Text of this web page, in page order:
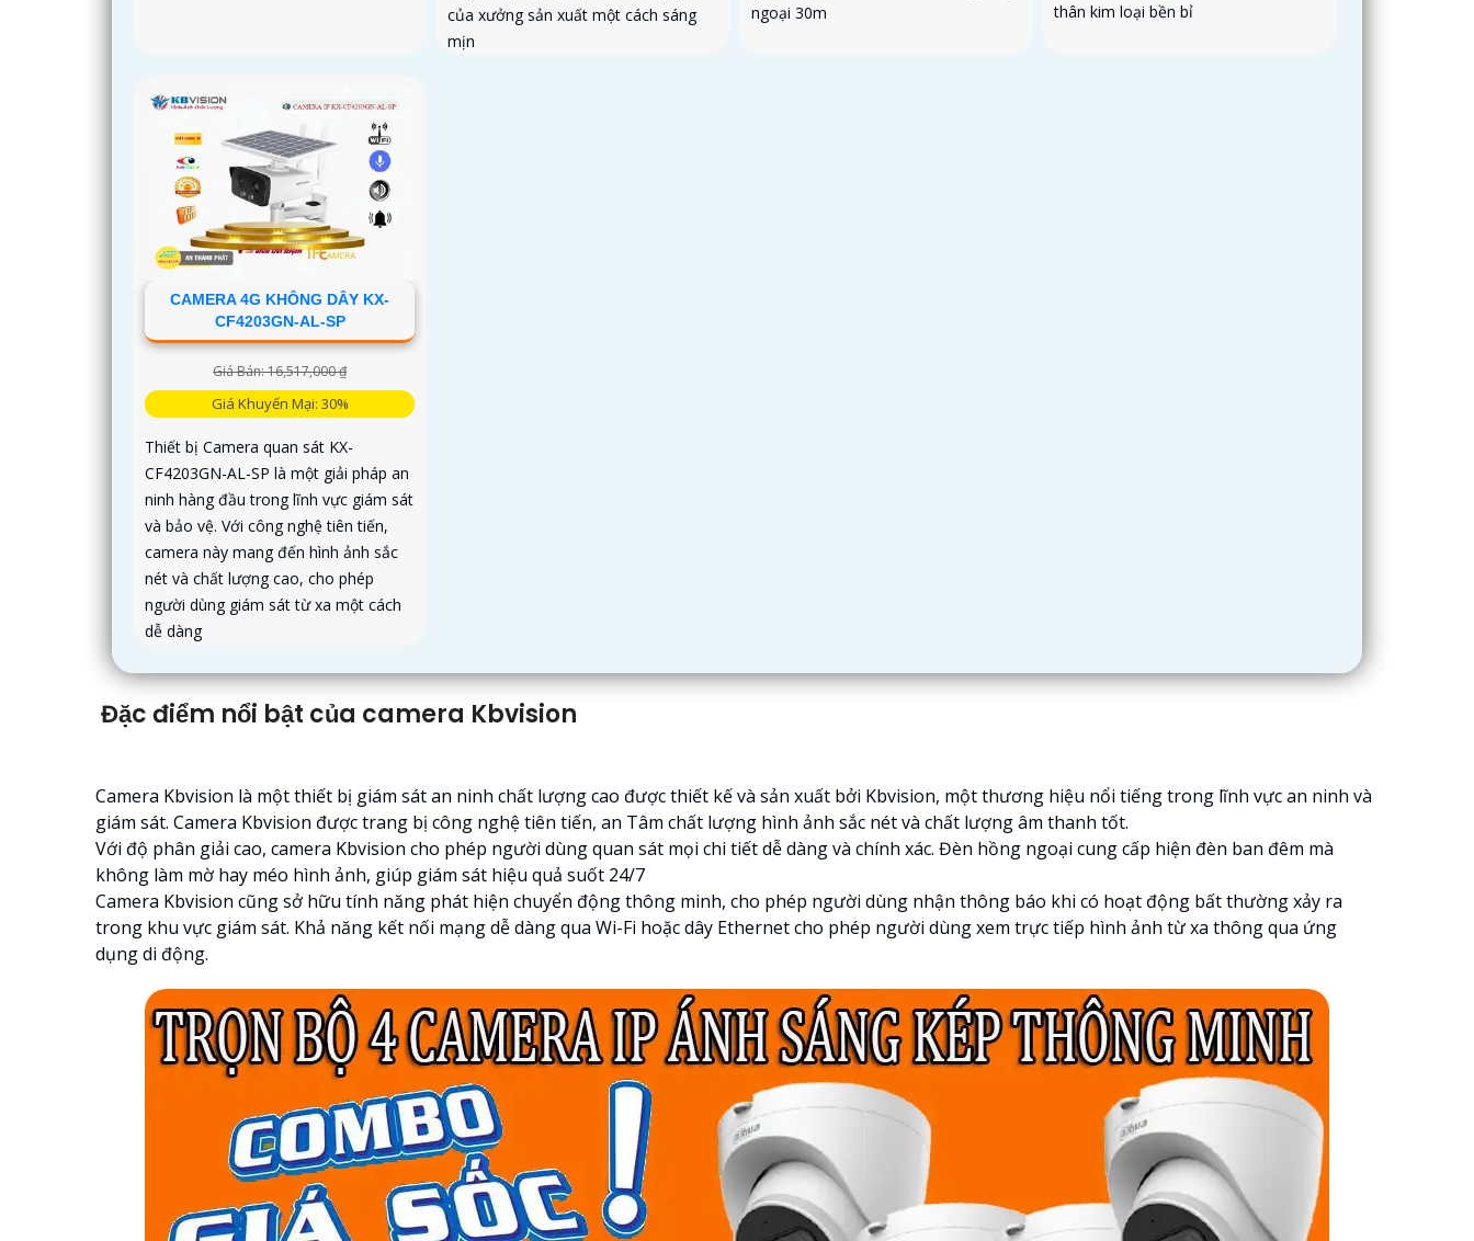
của xưởng sản xuất một cách sáng
mịn
ngoại 30m
thân kim loại bền bỉ
CAMERA 4G KHÔNG DÂY KX-
CF4203GN-AL-SP
Giá Bán: 16,517,000 ₫
Giá Khuyến Mại: 30%
Thiết bị Camera quan sát KX-
CF4203GN-AL-SP là một giải pháp an
ninh hàng đầu trong lĩnh vực giám sát
và bảo vệ. Với công nghệ tiên tiến,
camera này mang đến hình ảnh sắc
nét và chất lượng cao, cho phép
người dùng giám sát từ xa một cách
dễ dàng
Đặc điểm nổi bật của camera Kbvision
Camera Kbvision là một thiết bị giám sát an ninh chất lượng cao được thiết kế và sản xuất bởi Kbvision, một thương hiệu nổi tiếng trong lĩnh vực an ninh và
giám sát. Camera Kbvision được trang bị công nghệ tiên tiến, an Tâm chất lượng hình ảnh sắc nét và chất lượng âm thanh tốt.
Với độ phân giải cao, camera Kbvision cho phép người dùng quan sát mọi chi tiết dễ dàng và chính xác. Đèn hồng ngoại cung cấp hiện đèn ban đêm mà
không làm mờ hay méo hình ảnh, giúp giám sát hiệu quả suốt 24/7
Camera Kbvision cũng sở hữu tính năng phát hiện chuyển động thông minh, cho phép người dùng nhận thông báo khi có hoạt động bất thường xảy ra
trong khu vực giám sát. Khả năng kết nối mạng dễ dàng qua Wi-Fi hoặc dây Ethernet cho phép người dùng xem trực tiếp hình ảnh từ xa thông qua ứng
dụng di động.